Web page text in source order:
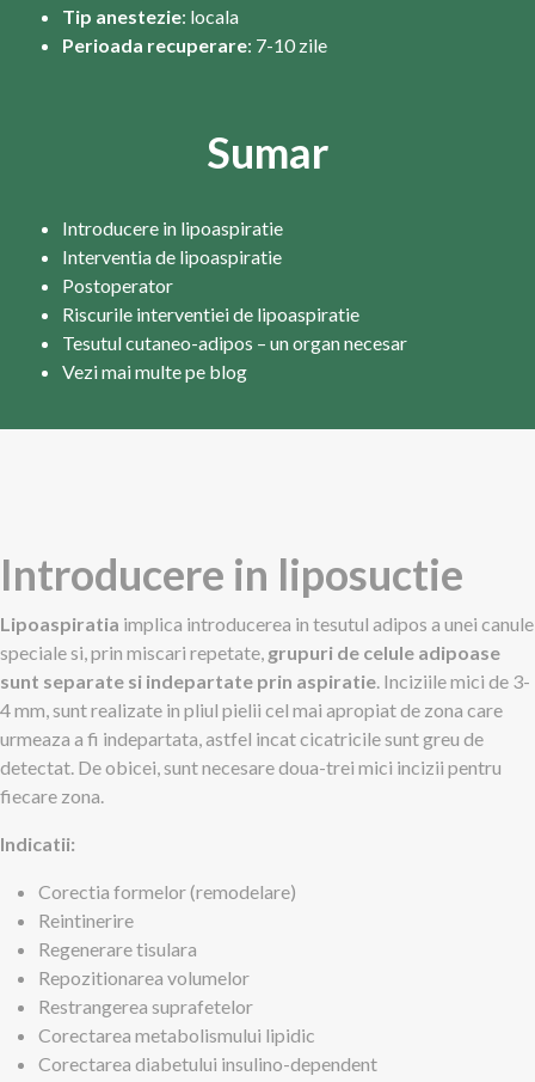
Tip anestezie: locala
Perioada recuperare: 7-10 zile
Sumar
Introducere in lipoaspiratie
Interventia de lipoaspiratie
Postoperator
Riscurile interventiei de lipoaspiratie
Tesutul cutaneo-adipos – un organ necesar
Vezi mai multe pe blog
Introducere in liposuctie
Lipoaspiratia implica introducerea in tesutul adipos a unei canule
speciale si, prin miscari repetate, grupuri de celule adipoase
sunt separate si indepartate prin aspiratie. Inciziile mici de 3-
4 mm, sunt realizate in pliul pielii cel mai apropiat de zona care
urmeaza a fi indepartata, astfel incat cicatricile sunt greu de
detectat. De obicei, sunt necesare doua-trei mici incizii pentru
fiecare zona.
Indicatii:
Corectia formelor (remodelare)
Reintinerire
Regenerare tisulara
Repozitionarea volumelor
Restrangerea suprafetelor
Corectarea metabolismului lipidic
Corectarea diabetului insulino-dependent